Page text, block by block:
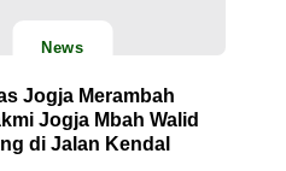
News
Jogja Merambah
Jogja Mbah Walid
di Jalan Kendal